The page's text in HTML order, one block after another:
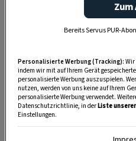
Nutzen Sie WhatsApp auf
dem Balkon, der Terrasse
Zimmerpflanzen.
HIER MEHR
Zum
Bereits Servus PUR-
Personalisierte Werbung (Tracking): Wir
indem wir mit auf Ihrem Gerät
personalisierte Werbung auszuspielen.
nutzen, werden von uns keine auf Ihrem
personalisierte Werbung verwendet.
Datenschutzrichtlinie, in derListe
Einstellungen.